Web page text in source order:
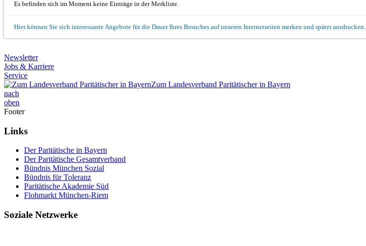
Es befinden sich im Moment keine Einträge in der Merkliste.
Hier können Sie sich interessante Angebote für die Dauer Ihres Besuches auf unseren Internetseiten merken und später ausdrucken.
Newsletter
Jobs & Karriere
Service
Zum Landesverband Paritätischer in Bayern
nach
oben
Footer
Links
Der Paritätische in Bayern
Der Paritätische Gesamtverband
Bündnis München Sozial
Bündnis für Toleranz
Paritätische Akademie Süd
Flohmarkt München-Riem
Soziale Netzwerke